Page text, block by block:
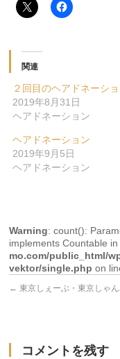
関連
２回目のヘアドネーシ
2019年8月31日
ヘアドネーション
ヘアドネーション
2019年9月5日
ヘアドネーション
Warning: count():
implements Countable
mo.com/public_html/
vektor/single.php on
← 東京しぇーぶ・東京しゃ
コメントを残す